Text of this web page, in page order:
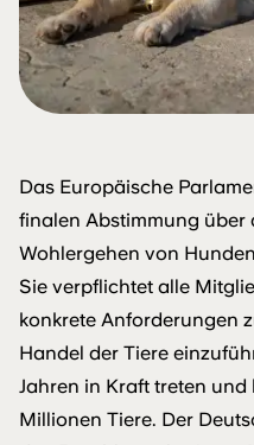
Das Europäische
finalen Abstimmung über
Wohlergehen von
Sie verpflichtet alle
konkrete Anforderungen
Handel der Tiere
Jahren in Kraft treten
Millionen Tiere. Der